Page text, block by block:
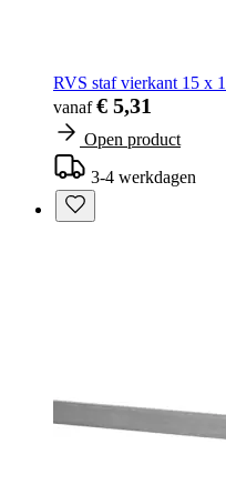
RVS staf vierkant 15 x
vanaf€ 5,31
Open product
3-4 werkdagen